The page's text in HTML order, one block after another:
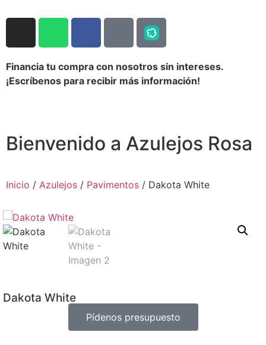
Financia tu compra con nosotros sin intereses.
¡Escríbenos para recibir más información!
Bienvenido a Azulejos Rosa
Inicio / Azulejos / Pavimentos / Dakota White
Dakota White
Pídenos presupuesto